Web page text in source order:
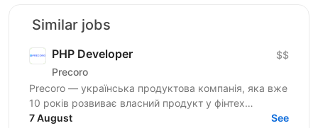
Similar jobs
PHP Developer
Precoro
$$
Precoro — українська продуктова компанія, яка вже
10 років розвиває власний продукт у фінтех
напрямку. Ми допомагаємо компаніям оптимізувати
7 August See